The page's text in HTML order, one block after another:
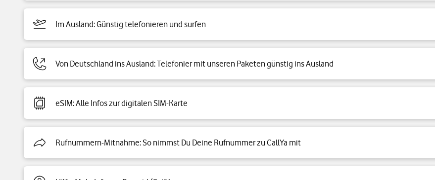
Im Ausland: Günstig telefonieren und surfen
Von Deutschland ins Ausland: Telefonier mit unseren Paketen günstig ins Ausland
eSIM: Alle Infos zur digitalen SIM-Karte
Rufnummern-Mitnahme: So nimmst Du Deine Rufnummer zu CallYa mit